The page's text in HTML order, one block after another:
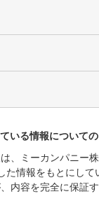
ている情報についての
、ミーカンパニー
た情報をもとにして
内容を完全に保証